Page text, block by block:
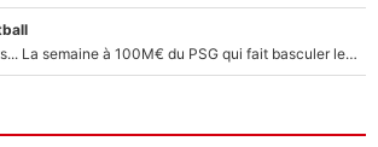
Akliouche, Mika Godts... La semaine à 100M€ du PSG qui fait basculer le mercato du PSG !